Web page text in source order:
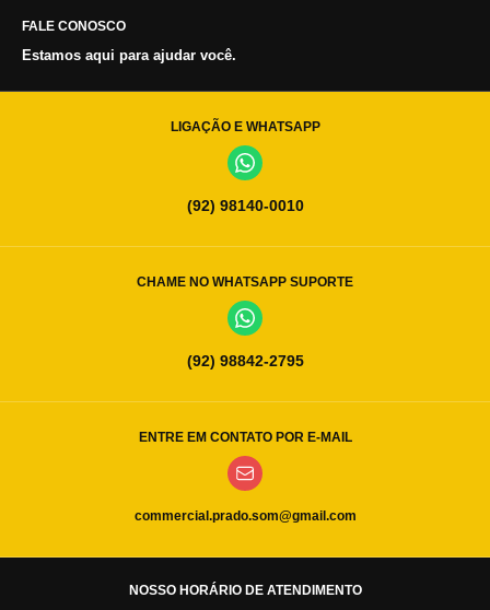
FALE CONOSCO
Estamos aqui para ajudar você.
LIGAÇÃO E WHATSAPP
(92) 98140-0010
CHAME NO WHATSAPP SUPORTE
(92) 98842-2795
ENTRE EM CONTATO POR E-MAIL
commercial.prado.som@gmail.com
NOSSO HORÁRIO DE ATENDIMENTO